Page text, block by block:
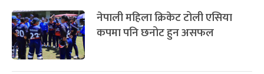
नेपाली महिला क्रिकेट टोली एसिया
कपमा पनि छनोट हुन असफल